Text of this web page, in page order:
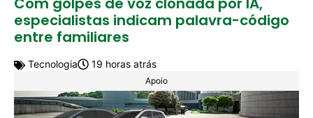
especialistas indicam palavra-código
entre familiares
Tecnologia 19 horas atrás
Apoio